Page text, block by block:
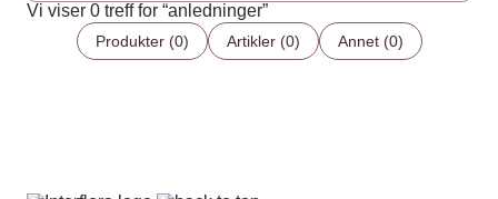
Vi viser 0 treff for “anledninger”
Produkter (0) Artikler (0) Annet (0)